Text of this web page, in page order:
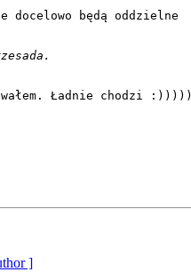
docelowo będą oddzielne
Ładnie chodzi :)))))
]